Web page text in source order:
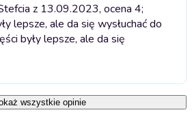
z 13.09.2023, ocena 4;
lepsze, ale da się wysłuchać do
były lepsze, ale da się
wszystkie opinie